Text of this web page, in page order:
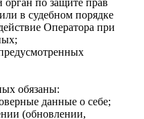
в судебном порядке
Оператора при
обязаны:
данные о себе;
(обновлении,